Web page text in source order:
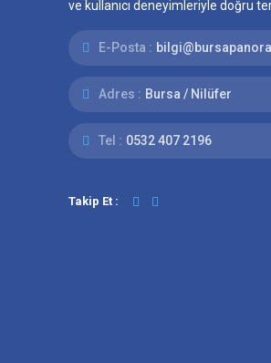
ve kullanıcı deneyimleriyle doğru
E-Posta :
Adres : Bursa / Nilüfer
Tel : 0532 407 2196
Takip Et :